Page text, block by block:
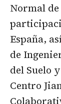
Normal
España,
de
del Suelo
Centro